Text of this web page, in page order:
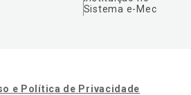
Sistema e-Mec
e Política de Privacidade